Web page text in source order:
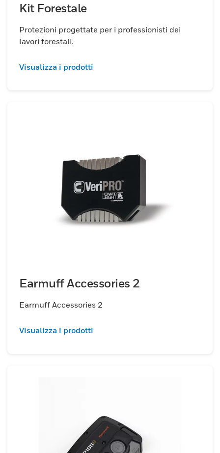
Kit Forestale
Protezioni progettate per i professionisti dei
lavori forestali.
Visualizza i prodotti
Earmuff Accessories 2
Earmuff Accessories 2
Visualizza i prodotti